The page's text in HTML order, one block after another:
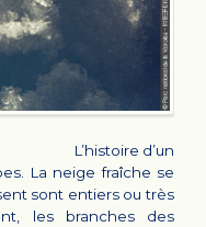
d’un
La neige fraîche se
sont entiers ou très
les branches des